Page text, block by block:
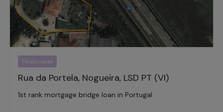
Financiado
Rua da Portela, Nogueira, LSD PT (VI)
1st rank mortgage bridge loan in Portugal